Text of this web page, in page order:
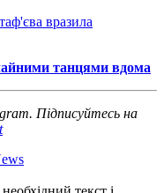
вразила
танцями вдома
Підписуйтесь на